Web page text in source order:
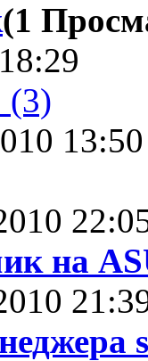
(1
(3)
13:50
на